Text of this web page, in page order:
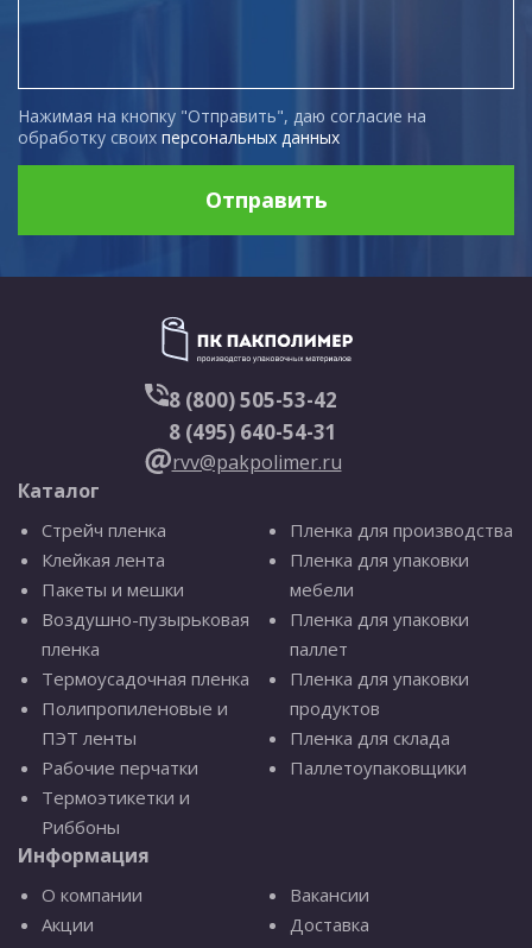
Нажимая на кнопку "Отправить", даю согласие на
обработку своих персональных данных
Отправить
8 (800) 505-53-42
8 (495) 640-54-31
rvv@pakpolimer.ru
Каталог
Стрейч пленка
Клейкая лента
Пакеты и мешки
Воздушно-пузырьковая
пленка
Термоусадочная пленка
Полипропиленовые и
ПЭТ ленты
Рабочие перчатки
Термоэтикетки и
Риббоны
Пленка для производства
Пленка для упаковки
мебели
Пленка для упаковки
паллет
Пленка для упаковки
продуктов
Пленка для склада
Паллетоупаковщики
Информация
О компании
Акции
Вакансии
Доставка